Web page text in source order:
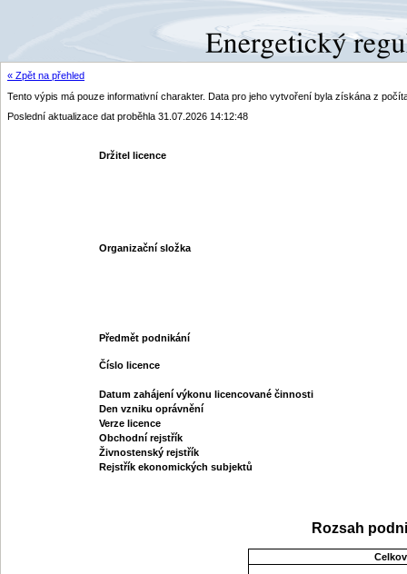
« Zpět na přehled
Tento výpis má pouze informativní charakter. Data pro jeho vytvoření byla získána z
Poslední aktualizace dat proběhla 31.07.2026 14:12:48
Držitel licence
Organizační složka
Předmět podnikání
Číslo licence
Datum zahájení výkonu licencované činnosti
Den vzniku oprávnění
Verze licence
Obchodní rejstřík
Živnostenský rejstřík
Rejstřík ekonomických subjektů
Rozsah